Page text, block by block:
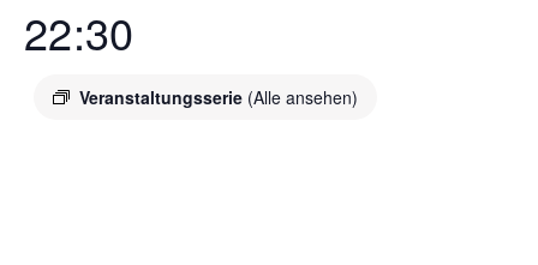
22:30
Veranstaltungsserie (Alle ansehen)